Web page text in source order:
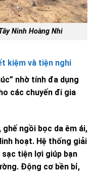
Ninh Hoàng Nhi
kiệm và tiện nghi
nhờ tính đa dụng
các chuyến đi gia
ghế ngồi bọc da êm ái,
hoạt. Hệ thống giải
tiện lợi giúp bạn
Động cơ bền bỉ,